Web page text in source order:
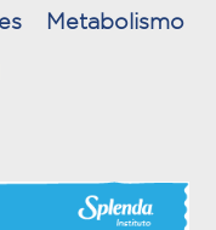
Metabolismo